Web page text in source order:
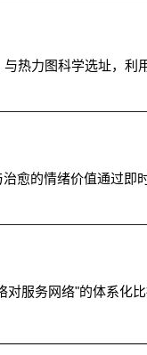
热力图科学选址，利
愈的情绪价值通过即
对服务网络"的体系化